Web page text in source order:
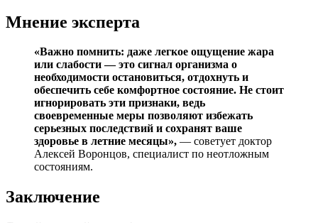
Мнение эксперта
«Важно помнить: даже легкое ощущение жара
или слабости — это сигнал организма о
необходимости остановиться, отдохнуть и
обеспечить себе комфортное состояние. Не стоит
игнорировать эти признаки, ведь
своевременные меры позволяют избежать
серьезных последствий и сохранят ваше
здоровье в летние месяцы», — советует доктор
Алексей Воронцов, специалист по неотложным
состояниям.
Заключение